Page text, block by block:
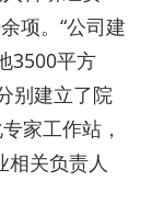
项。“公司建
3500平方
别建立了院
家工作站，
相关负责人